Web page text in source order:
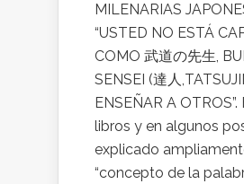
MILENARIAS
“USTED NO ESTÁ
COMO 武道の先生,
SENSEI (達人
ENSEÑAR A OTROS”.
libros y en algunos
explicado
“concepto de la